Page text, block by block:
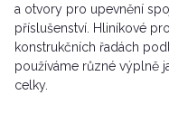
a otvory pro upevnění
příslušenství. Hliníkové
konstrukčních řadách
používáme různé výplně
celky.